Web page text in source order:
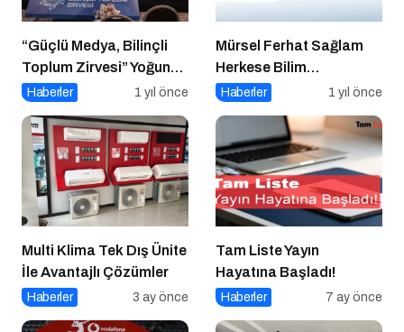
“Güçlü Medya, Bilinçli
Toplum Zirvesi” Yoğun
Katılımla Gerçekleşti
Haberler 1 yıl önce
Mürsel Ferhat Sağlam
Herkese Bilim
Teknoloji’de “Iceberg of
Haberler 1 yıl önce
Multi Klima Tek Dış Ünite
İle Avantajlı Çözümler
Haberler 3 ay önce
Tam Liste Yayın
Hayatına Başladı!
Haberler 7 ay önce